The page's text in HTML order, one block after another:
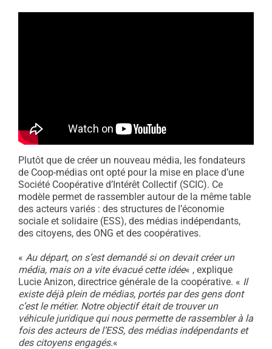
Plutôt que de créer un nouveau média, les fondateurs
de Coop-médias ont opté pour la mise en place d’une
Société Coopérative d’Intérêt Collectif (SCIC). Ce
modèle permet de rassembler autour de la même table
des acteurs variés : des structures de l’économie
sociale et solidaire (ESS), des médias indépendants,
des citoyens, des ONG et des coopératives.
« Au départ, on s’est demandé si on devait créer un
média, mais on a vite évacué cette idée« , explique
Lucie Anizon, directrice générale de la coopérative. « Il
existe déjà plein de médias, portés par des gens dont
c’est le métier. Notre objectif était de trouver un
véhicule juridique qui nous permette de rassembler à la
fois des acteurs de l’ESS, des médias indépendants et
des citoyens engagés.«